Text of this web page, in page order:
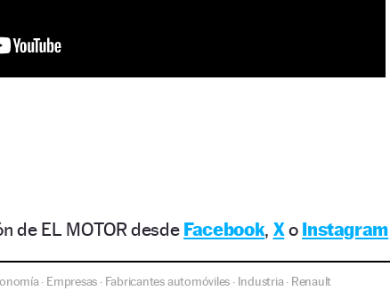
de EL MOTOR desde Facebook, Xo Instagram
· Empresas · Fabricantes automóviles · Industria· Renault